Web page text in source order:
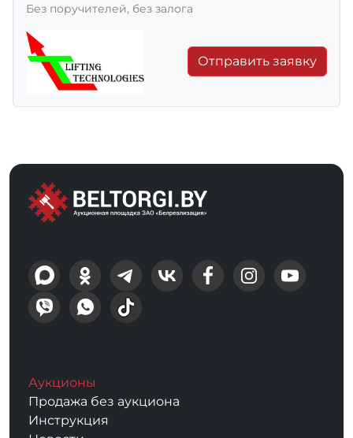
Без поручителей, без залога
Отправить заявку
Аукционы
Продажа без аукциона
Инструкция